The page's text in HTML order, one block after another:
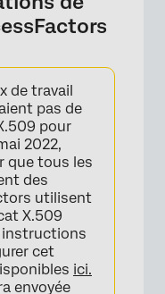
de travail
pas de
pour
2022,
que tous les
des
utilisent
X.509
instructions
cet
ici.
envoyée